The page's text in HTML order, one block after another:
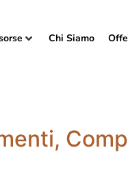
Chi Siamo